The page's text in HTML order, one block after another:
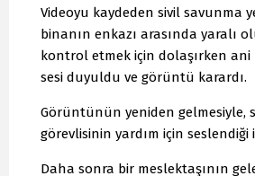
Videoyu kaydeden sivil savunma
binanın enkazı arasında yaralı
kontrol etmek için dolaşırken
sesi duyuldu ve görüntü karardı.
Görüntünün yeniden gelmesiyle,
görevlisinin yardım için seslendiği
Daha sonra bir meslektaşının